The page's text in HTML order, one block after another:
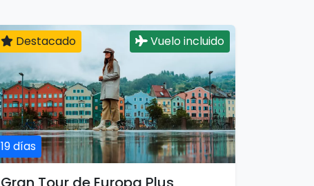
19 días
Destacado Vuelo incluido